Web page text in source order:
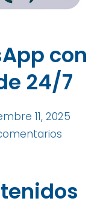
con
24/7
11, 2025